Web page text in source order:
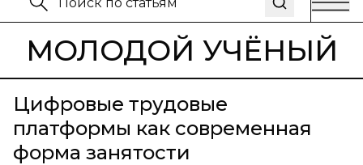
МОЛОДОЙ УЧЁНЫЙ
Цифровые трудовые
платформы как современная
форма занятости